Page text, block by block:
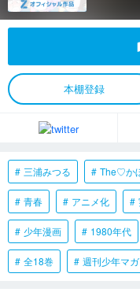
本棚登録
三浦みつる The♡か
青春 アニメ化
少年漫画 1980年代
全18巻 週刊少年マ